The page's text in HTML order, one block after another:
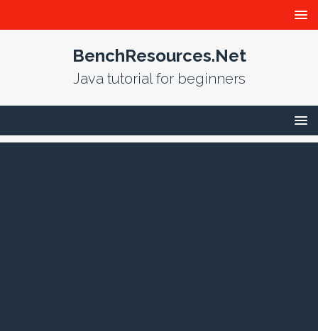
BenchResources.Net
Java tutorial for beginners